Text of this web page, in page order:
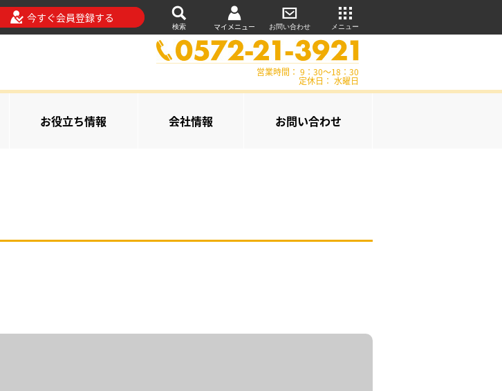
今すぐ会員登録する
検索 マイメニュー お問い合わせ メニュー
営業時間： 9：30～18：30
定休日： 水曜日
お役立ち情報 会社情報 お問い合わせ